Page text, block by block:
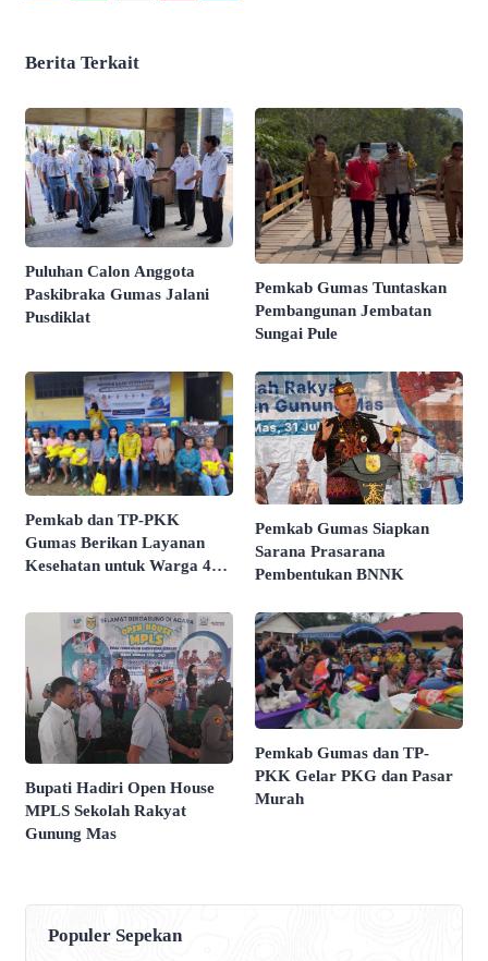
Berita Terkait
Puluhan Calon Anggota
Paskibraka Gumas Jalani
Pusdiklat
Pemkab Gumas Tuntaskan
Pembangunan Jembatan
Sungai Pule
Pemkab dan TP-PKK
Gumas Berikan Layanan
Kesehatan untuk Warga 4
Pemkab Gumas Siapkan
Sarana Prasarana
Pembentukan BNNK
Bupati Hadiri Open House
MPLS Sekolah Rakyat
Gunung Mas
Pemkab Gumas dan TP-
PKK Gelar PKG dan Pasar
Murah
Populer Sepekan